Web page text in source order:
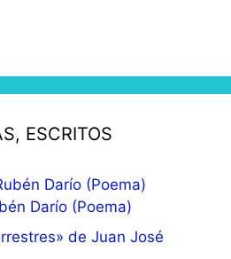
ESCRITOS
Darío (Poema)